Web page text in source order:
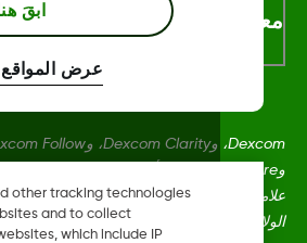
اكثر
المتحدة و/أو بلدان أخرى.
and other tracking technologies
websites and to collect
the websites, which include IP
ابقَ هنا
عرض المواقع